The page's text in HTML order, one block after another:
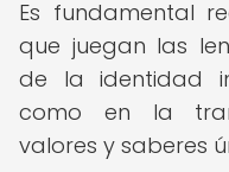
Es fundamental
que juegan las
de la identidad
como en la
valores y saberes